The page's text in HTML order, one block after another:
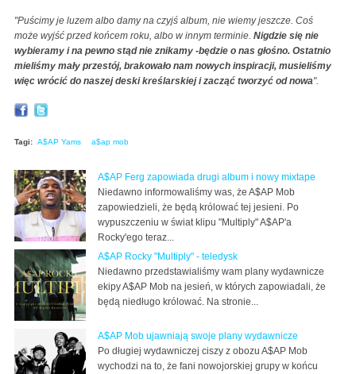
"Puścimy je luzem albo damy na czyjś album, nie wiemy jeszcze. Coś
może wyjść przed końcem roku, albo w innym terminie. Nigdzie się nie
wybieramy i na pewno stąd nie znikamy -będzie o nas głośno. Ostatnio
mieliśmy mały przestój, brakowało nam nowych inspiracji, musieliśmy
więc wrócić do naszej deski kreślarskiej i zacząć tworzyć od nowa".
Tagi: A$AP Yams a$ap mob
A$AP Ferg zapowiada drugi album i nowy mixtape
Niedawno informowaliśmy was, że A$AP Mob
zapowiedzieli, że będą królować tej jesieni. Po
wypuszczeniu w świat klipu "Multiply" A$AP'a
Rocky'ego teraz...
A$AP Rocky "Multiply" - teledysk
Niedawno przedstawialiśmy wam plany wydawnicze
ekipy A$AP Mob na jesień, w których zapowiadali, że
będą niedługo królować. Na stronie...
A$AP Mob ujawniają swoje plany wydawnicze
Po długiej wydawniczej ciszy z obozu A$AP Mob
wychodzi na to, że fani nowojorskiej grupy w końcu